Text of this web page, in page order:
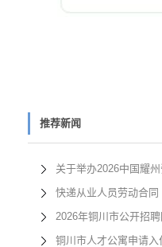
推荐新闻
关于举办2026中国耀
快递从业人员劳动合同
2026年铜川市公开招
铜川市人才公寓申请